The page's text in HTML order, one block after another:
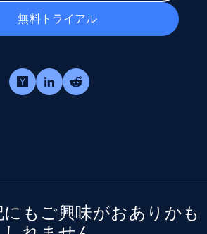
無料トライアル
もご興味がおありかも